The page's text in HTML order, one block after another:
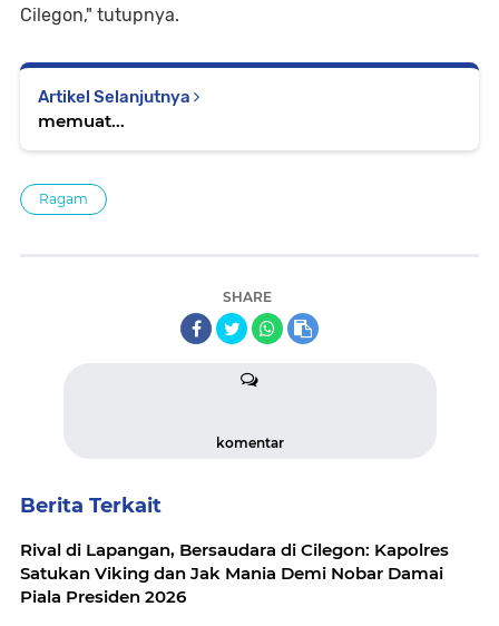
Cilegon," tutupnya.
Artikel Selanjutnya
memuat...
Ragam
SHARE
komentar
Berita Terkait
Rival di Lapangan, Bersaudara di Cilegon: Kapolres
Satukan Viking dan Jak Mania Demi Nobar Damai
Piala Presiden 2026